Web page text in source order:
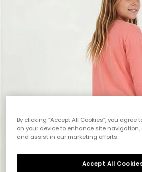
By clicking “Accept All Cookies”, you agree
on your device to enhance site
and assist in our marketing efforts.
Accept All